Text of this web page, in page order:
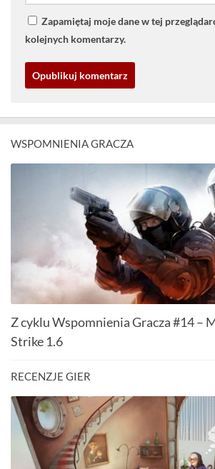
Zapamiętaj moje dane w tej
kolejnych komentarzy.
WSPOMNIENIA GRACZA
Z cyklu Wspomnienia Gracza #14 –
Strike 1.6
RECENZJE GIER